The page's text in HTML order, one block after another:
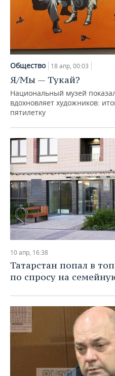
Общество 18 апр, 00:03
Я/Мы — Тукай?
Национальный музей
вдохновляет художников:
пятилетку
10 апр, 16:38
Татарстан попал в
по спросу на